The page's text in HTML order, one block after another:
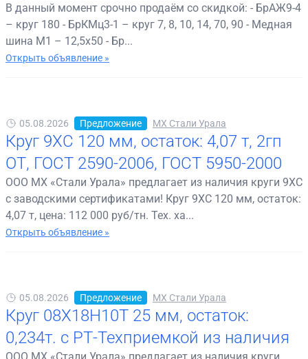
В данный момент срочно продаём со скидкой: - БрАЖ9-4
– круг 180 - БрКМц3-1 – круг 7, 8, 10, 14, 70, 90 - Медная
шина М1 – 12,5х50 - Бр...
Открыть объявление »
05.08.2026 Предложение МХ Стали Урала
Круг 9ХС 120 мм, остаток: 4,07 т, 2гп
ОТ, ГОСТ 2590-2006, ГОСТ 5950-2000
ООО МХ «Стали Урала» предлагает из наличия круги 9ХС
с заводскими сертификатами! Круг 9ХС 120 мм, остаток:
4,07 т, цена: 112 000 руб/тн. Тех. ха...
Открыть объявление »
05.08.2026 Предложение МХ Стали Урала
Круг 08Х18Н10Т 25 мм, остаток:
0,234т. с РТ-Техприемкой из наличия